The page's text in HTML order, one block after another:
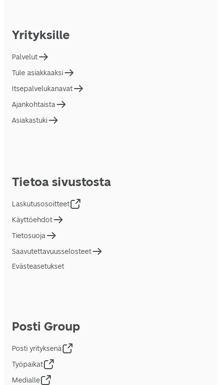
Yrityksille
Palvelut
Tule asiakkaaksi
Itsepalvelukanavat
Ajankohtaista
Asiakastuki
Tietoa sivustosta
Laskutusosoitteet
Käyttöehdot
Tietosuoja
Saavutettavuusselosteet
Evästeasetukset
Posti Group
Posti yrityksenä
Työpaikat
Medialle